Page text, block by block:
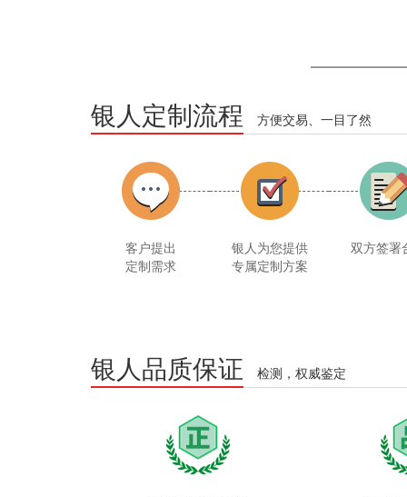
银人定制流程 方便交易、一目了然
客户提出
定制需求
银人为您提供
专属定制方案
双方签署
银人品质保证 检测，权威鉴定